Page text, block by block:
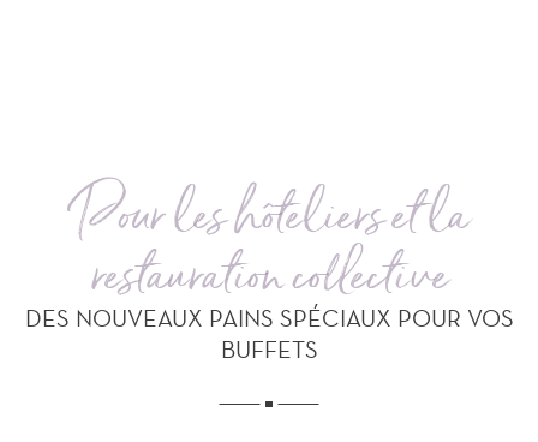
Pour les hôteliers et la
restauration collective
DES NOUVEAUX PAINS SPÉCIAUX POUR VOS
BUFFETS